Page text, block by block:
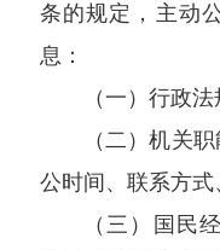
条的规定，主动
息：
（一）行政
（二）机关
公时间、联系方式
（三）国民